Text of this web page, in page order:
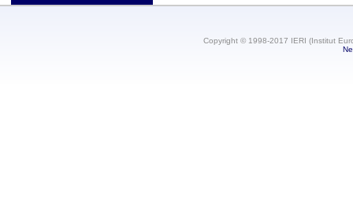
Copyright © 1998-2017 IERI (Institut